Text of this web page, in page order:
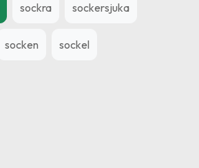
sockra sockersjuka
socken sockel